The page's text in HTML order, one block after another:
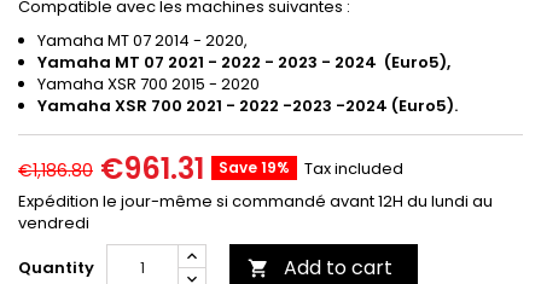
Compatible avec les machines suivantes :
Yamaha MT 07 2014 - 2020,
Yamaha MT 07 2021 - 2022 - 2023 - 2024 (Euro5),
Yamaha XSR 700 2015 - 2020
Yamaha XSR 700 2021 - 2022 -2023 -2024 (Euro5).
€1,186.80 €961.31 Save 19%
Tax included
Expédition le jour-même si commandé avant 12H du lundi au
vendredi
Quantity
 Add to cart